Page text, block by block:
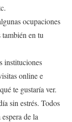
ocupaciones
en tu
instituciones
online e
te gustaría ver.
sin estrés. Todos
de la